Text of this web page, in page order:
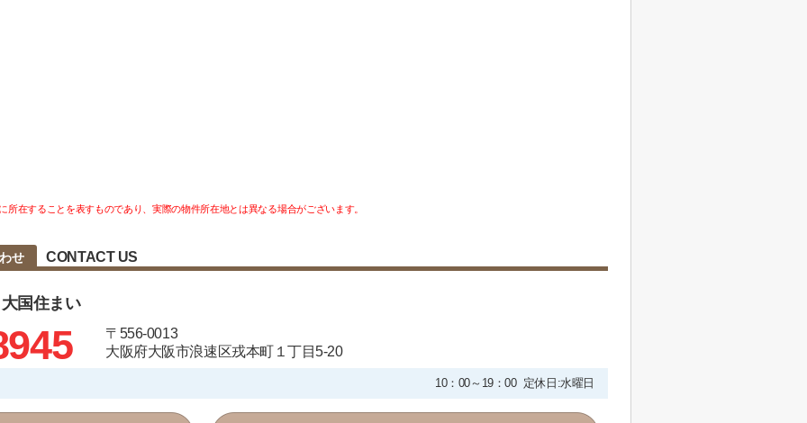
在することを表すものであり、実際の物件所在地とは異なる場合がございます。
せ CONTACT US
国住まい
〒556-0013
大阪府大阪市浪速区戎本町１丁目5-20
10：00～19：00 定休日:水曜日